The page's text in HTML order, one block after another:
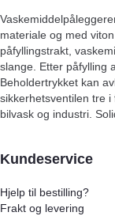
materiale og med
påfyllingstrakt,
slange. Etter påfylling
Beholdertrykket kan
sikkerhetsventilen tre
bilvask og industri.
Kundeservice
Hjelp til bestilling?
Frakt og levering